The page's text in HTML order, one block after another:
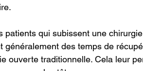
patients qui subissent une chirurgie
des temps de
ouverte traditionnelle. Cela leur